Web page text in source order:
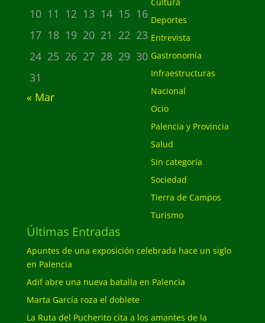
10 11 12 13 14 15 16
17 18 19 20 21 22 23
24 25 26 27 28 29 30
31
« Mar
Deportes
Entrevista
Gastronomía
Infraestructuras
Nacional
Ocio
Palencia y Provincia
Salud
Sin categoría
Sociedad
Tierra de Campos
Turismo
Últimas Entradas
Apuntes de una exposición celebrada hace un siglo
en Palencia
Adif abre una nueva batalla en Palencia
Marta García roza el doblete
La Ruta del Pucherito cita a los amantes de la